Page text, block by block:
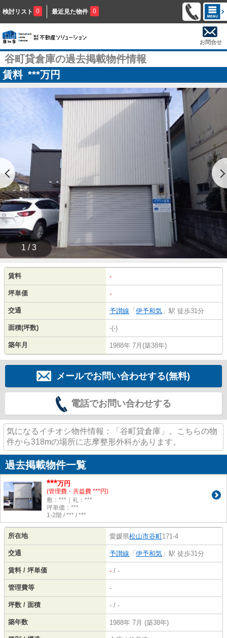
検討リスト 0 最近見た物件 0
お問合せ
谷町貸倉庫の過去掲載物件情報
賃料 ***万円
1 / 3
賃料 -
坪単価 -
交通 予讃線 「 伊予和気 」駅 徒歩31分
面積(坪数) -(-)
築年月 1988年 7月(築38年)
メールでお問い合わせする(無料)
電話でお問い合わせする
気になるイチオシ物件情報：「谷町貸倉庫」。こちらの物
件から318mの場所に志摩整形外科があります。
過去掲載物件一覧
***万円
(管理費・共益費 ***円)
敷：***｜礼：***
坪単価：***
1-2階 / *** / ***
所在地 愛媛県松山市谷町171-4
交通 予讃線 「 伊予和気 」駅 徒歩31分
賃料 / 坪単価 - / -
管理費等 -
坪数 / 面積 - / -
築年数 1988年 7月 (築38年)